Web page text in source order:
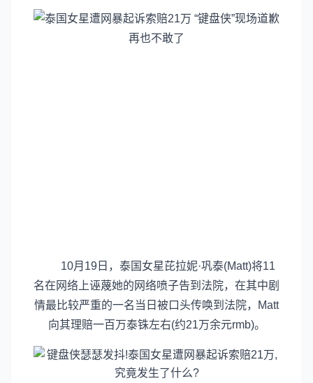
10月19日，泰国女星芘拉妮·巩泰(Matt)将11
名在网络上诬蔑她的网络喷子告到法院，在其中剧
情最比较严重的一名当日被口头传唤到法院，Matt
向其理赔一百万泰铢左右(约21万余元rmb)。